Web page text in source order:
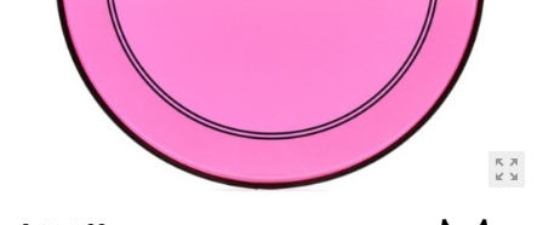
zoom_out_map